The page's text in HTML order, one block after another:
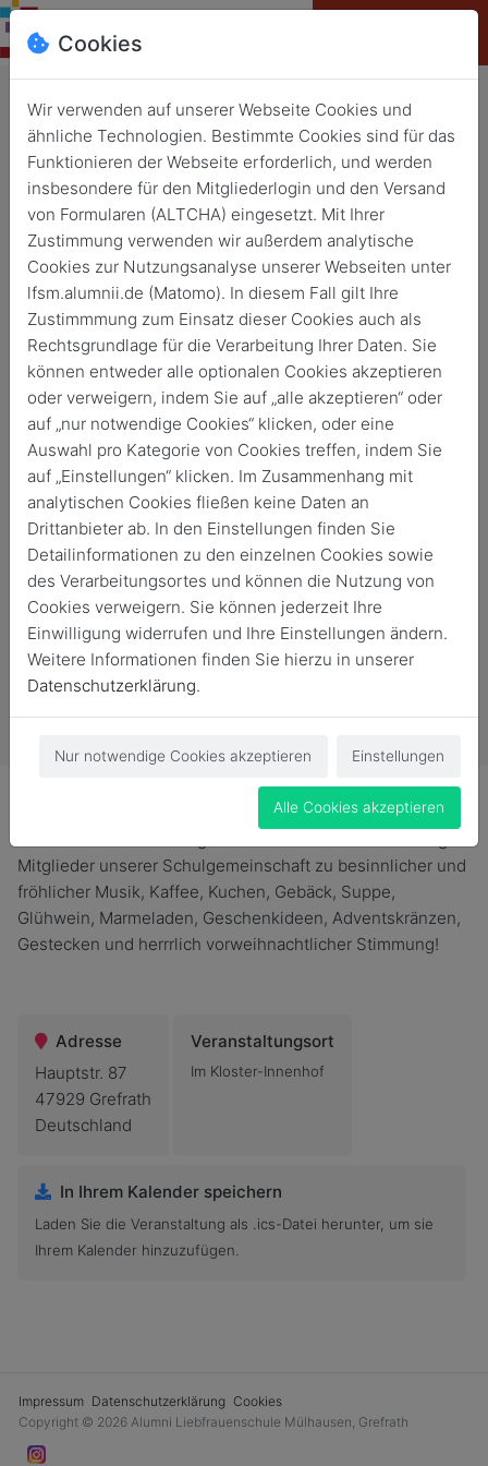
Grefrath
Adventsbasar
24. Nov. 2023 von 16:00 19:00
Vergangene Veranstaltung
Mitglieder unserer Schulgemeinschaft zu besinnlicher und
fröhlicher Musik, Kaffee, Kuchen, Gebäck, Suppe,
Glühwein, Marmeladen, Geschenkideen, Adventskränzen,
Gestecken und herrrlich vorweihnachtlicher Stimmung!
Adresse
Hauptstr. 87
47929 Grefrath
Deutschland
Veranstaltungsort
Im Kloster-Innenhof
In Ihrem Kalender speichern
Laden Sie die Veranstaltung als .ics-Datei herunter, um sie
Ihrem Kalender hinzuzufügen.
Cookies
Wir verwenden auf unserer Webseite Cookies und
ähnliche Technologien. Bestimmte Cookies sind für das
Funktionieren der Webseite erforderlich, und werden
insbesondere für den Mitgliederlogin und den Versand
von Formularen (ALTCHA) eingesetzt. Mit Ihrer
Zustimmung verwenden wir außerdem analytische
Cookies zur Nutzungsanalyse unserer Webseiten unter
lfsm.alumnii.de (Matomo). In diesem Fall gilt Ihre
Zustimmmung zum Einsatz dieser Cookies auch als
Rechtsgrundlage für die Verarbeitung Ihrer Daten. Sie
können entweder alle optionalen Cookies akzeptieren
oder verweigern, indem Sie auf „alle akzeptieren“ oder
auf „nur notwendige Cookies“ klicken, oder eine
Auswahl pro Kategorie von Cookies treffen, indem Sie
auf „Einstellungen“ klicken. Im Zusammenhang mit
analytischen Cookies fließen keine Daten an
Drittanbieter ab. In den Einstellungen finden Sie
Detailinformationen zu den einzelnen Cookies sowie
des Verarbeitungsortes und können die Nutzung von
Cookies verweigern. Sie können jederzeit Ihre
Einwilligung widerrufen und Ihre Einstellungen ändern.
Weitere Informationen finden Sie hierzu in unserer
Datenschutzerklärung.
Nur notwendige Cookies akzeptieren Einstellungen
Alle Cookies akzeptieren
Impressum Datenschutzerklärung Cookies
Copyright © 2026 Alumni Liebfrauenschule Mülhausen, Grefrath